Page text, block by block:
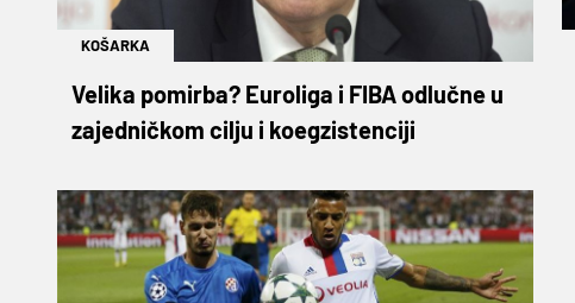
KOŠARKA
Velika pomirba? Euroliga i FIBA odlučne u
zajedničkom cilju i koegzistenciji